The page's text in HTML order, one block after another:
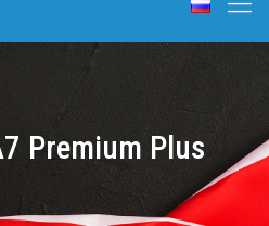
Premium Plus